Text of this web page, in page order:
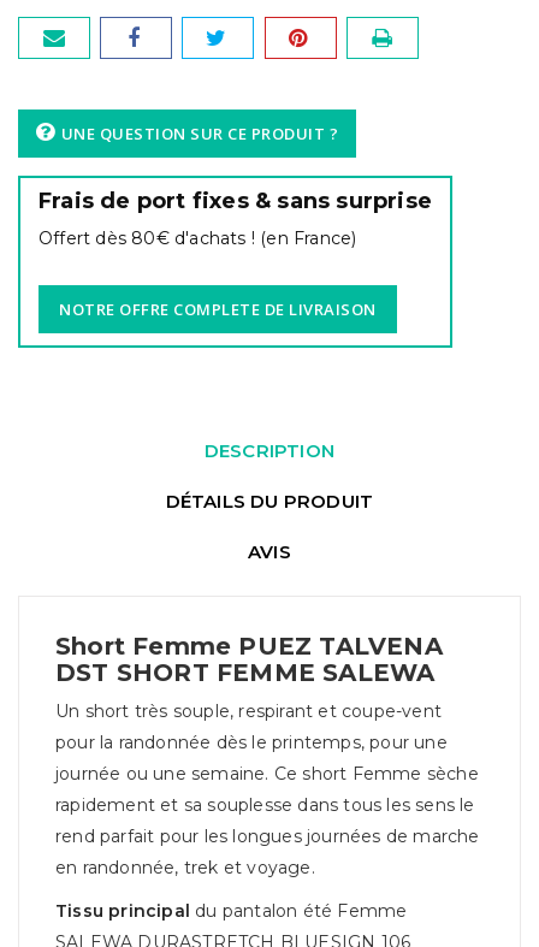
UNE QUESTION SUR CE PRODUIT ?
Frais de port fixes & sans surprise
Offert dès 80€ d'achats ! (en France)
NOTRE OFFRE COMPLETE DE LIVRAISON
DESCRIPTION
DÉTAILS DU PRODUIT
AVIS
Short Femme PUEZ TALVENA
DST SHORT FEMME SALEWA
Un short très souple, respirant et coupe-vent
pour la randonnée dès le printemps, pour une
journée ou une semaine. Ce short Femme sèche
rapidement et sa souplesse dans tous les sens le
rend parfait pour les longues journées de marche
en randonnée, trek et voyage.
Tissu principal du pantalon été Femme
SALEWA DURASTRETCH BLUESIGN 106